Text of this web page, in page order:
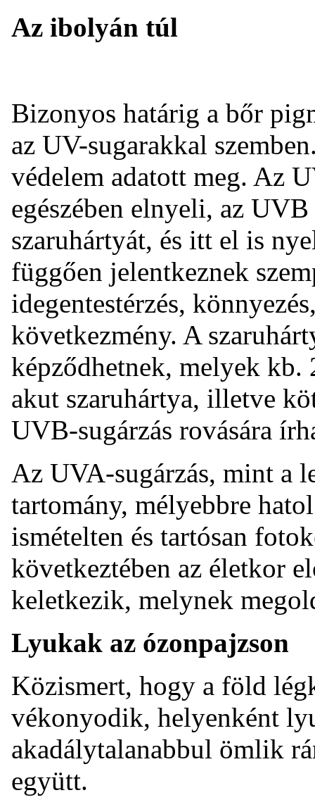
Az ibolyán túl
Bizonyos határig a bőr
az UV-sugarakkal
védelem adatott meg. Az
egészében elnyeli, az
szaruhártyát, és itt el is
függően jelentkeznek
idegentestérzés,
következmény. A
képződhetnek, melyek
akut szaruhártya, illetve
UVB-sugárzás rovására
Az UVA-sugárzás, mint a
tartomány, mélyebbre
ismételten és tartósan
következtében az életkor
keletkezik, melynek
Lyukak az ózonpajzson
Közismert, hogy a föld
vékonyodik, helyenként
akadálytalanabbul ömlik
együtt.